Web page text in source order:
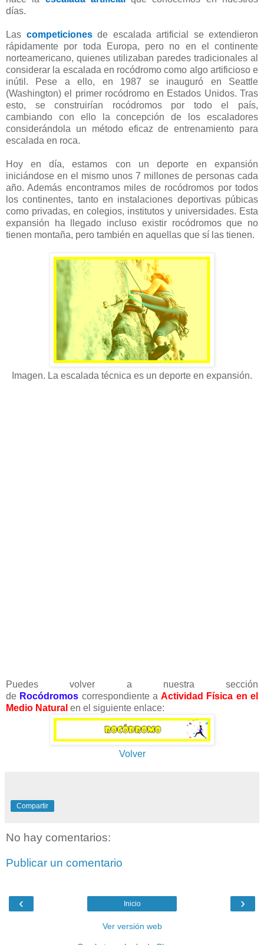
días.
Las competicionesde escalada artificial se extendieron
rápidamente por toda Europa, pero no en el continente
norteamericano, quienes utilizaban paredes tradicionales al
considerar la escalada en rocódromo como algo artificioso e
inútil. Pese a ello, en 1987 se inauguró en Seattle
(Washington) el primer rocódromo en Estados Unidos. Tras
esto, se construirían rocódromos por todo el país,
cambiando con ello la concepción de los escaladores
considerándola un método eficaz de entrenamiento para
escalada en roca.
Hoy en día, estamos con un deporte en expansión
iniciándose en el mismo unos 7 millones de personas cada
año. Además encontramos miles de rocódromos por todos
los continentes, tanto en instalaciones deportivas púbicas
como privadas, en colegios, institutos y universidades. Esta
expansión ha llegado incluso existir rocódromos que no
tienen montaña, pero también en aquellas que sí las tienen.
Imagen. La escalada técnica es un deporte en expansión.
Puedes volver a nuestra sección
de Rocódromos correspondiente aActividad Física en el
Medio Natural en el siguiente enlace:
Volver
Compartir
No hay comentarios:
Publicar un comentario
‹ ›
Inicio
Ver versión web